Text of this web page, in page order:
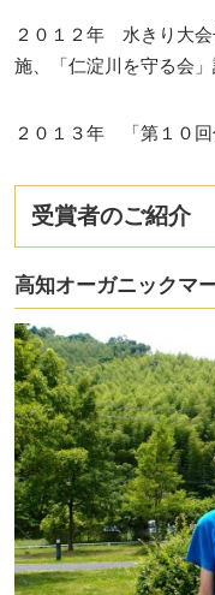
２０１２年 水きり大会
施、「仁淀川を守る会
２０１３年 「第１０
受賞者のご紹介
高知オーガニックマ